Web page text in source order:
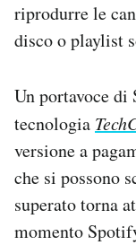
Newsletter
Regala il Post
Hai bisogno
riprodurre le
disco o playlist
Un portavoce
tecnologia
versione a
che si possono
superato torna
momento